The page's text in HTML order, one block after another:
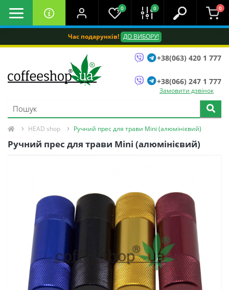
Час подарунків! ДО ВИБОРУ!
0 0 0
+38(063) 420 1 777
+38(066) 247 1 777
Замовити дзвінок
HEAD shop Ручний прес для трави Mini (алюмінієвий)
Ручний прес для трави Mini (алюмінієвий)